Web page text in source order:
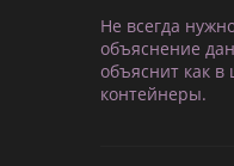
Не всегда
объяснение
объяснит как в
контейнеры.